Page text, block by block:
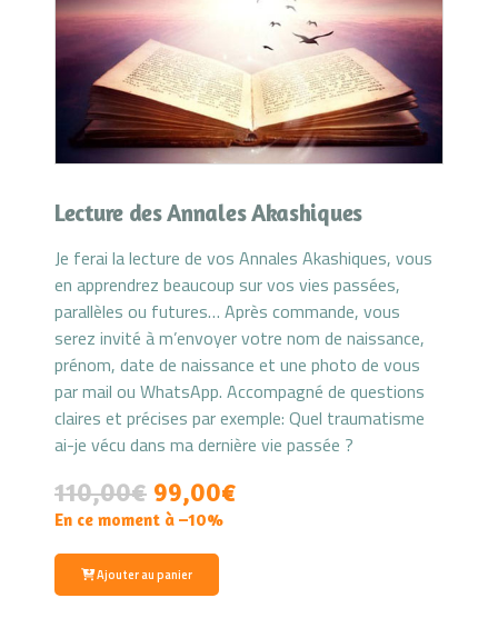
Lecture des Annales Akashiques
Je ferai la lecture de vos Annales Akashiques, vous
en apprendrez beaucoup sur vos vies passées,
parallèles ou futures… Après commande, vous
serez invité à m’envoyer votre nom de naissance,
prénom, date de naissance et une photo de vous
par mail ou WhatsApp. Accompagné de questions
claires et précises par exemple: Quel traumatisme
ai-je vécu dans ma dernière vie passée ?
110,00€ 99,00€
En ce moment à –10%
Ajouter au panier